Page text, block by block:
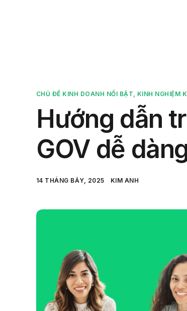
CHỦ ĐỀ KINH DOANH NỔI BẬT, KINH NGHIỆM
Hướng dẫn
GOV dễ
14 THÁNG BẢY, 2025 KIM ANH